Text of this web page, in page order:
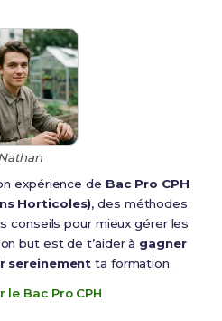
expérience de Bac Pro CPH
Horticoles), des méthodes
conseils pour mieux gérer les
but est de t’aider à gagner
sereinement ta formation.
Bac Pro CPH